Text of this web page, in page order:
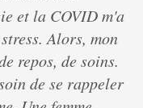
et la COVID m'a
Alors, mon
repos, de soins.
de se rappeler